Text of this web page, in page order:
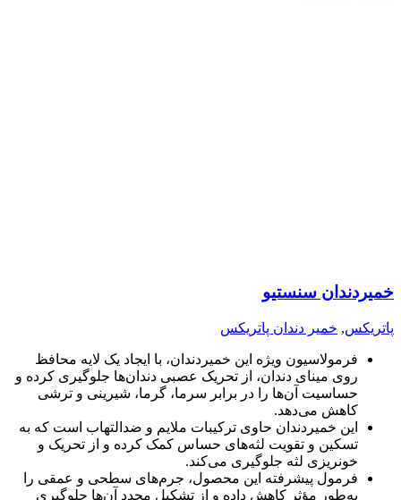
خمیردندان سنستیو
پاتریکس, خمیر دندان پاتریکس
فرمولاسیون ویژه این خمیردندان، با ایجاد یک لایه محافظ
روی مینای دندان، از تحریک عصبی دندان‌ها جلوگیری کرده و
حساسیت آن‌ها را در برابر سرما، گرما، شیرینی و ترشی
کاهش می‌دهد.
این خمیردندان حاوی ترکیبات ملایم و ضدالتهاب است که به
تسکین و تقویت لثه‌های حساس کمک کرده و از تحریک و
خونریزی لثه جلوگیری می‌کند.
فرمول پیشرفته این محصول، جرم‌های سطحی و عمقی را
به‌طور مؤثر کاهش داده و از تشکیل مجدد آن‌ها جلوگیری